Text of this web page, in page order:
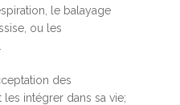
le balayage
ou les
des
intégrer dans sa vie;